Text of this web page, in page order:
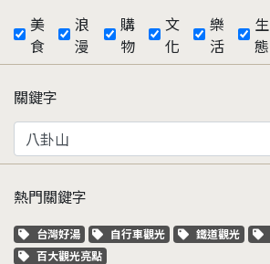
美
食
浪
漫
購
物
文
化
樂
活
生
態
關鍵字
熱門關鍵字
關鍵字標籤
台灣好湯 關鍵字標籤
自行車觀光 關鍵字標籤
鐵道觀光
關鍵字標籤
百大觀光亮點